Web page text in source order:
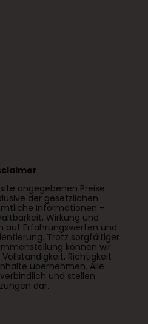
angegebenen Preise
der gesetzlichen
Informationen –
Wirkung und
auf Erfahrungswerten und
Trotz sorgfältiger
können wir
Richtigkeit
übernehmen. Alle
und stellen
dar.